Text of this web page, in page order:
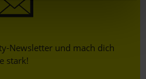
Newsletter und mach dich
stark!